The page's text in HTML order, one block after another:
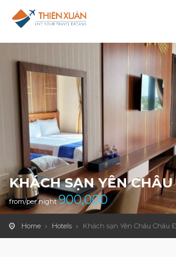
KHÁCH SẠN YÊN
from/per night900,000
Home Hotels Khách sạn Yên Châu Châu